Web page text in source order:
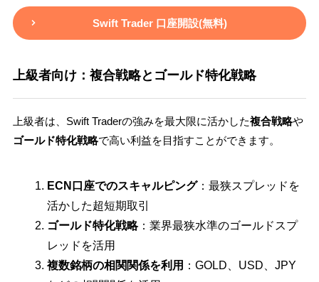
Swift Trader 口座開設(無料)
上級者向け：複合戦略とゴールド特化戦略
上級者は、Swift Traderの強みを最大限に活かした複合戦略や
ゴールド特化戦略で高い利益を目指すことができます。
ECN口座でのスキャルピング：最狭スプレッドを
活かした超短期取引
ゴールド特化戦略：業界最狭水準のゴールドスプ
レッドを活用
複数銘柄の相関関係を利用 ：GOLD、USD、JPY